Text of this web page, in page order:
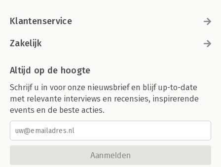
Klantenservice
Zakelijk
Altijd op de hoogte
Schrijf u in voor onze nieuwsbrief en blijf up-to-date
met relevante interviews en recensies, inspirerende
events en de beste acties.
Aanmelden